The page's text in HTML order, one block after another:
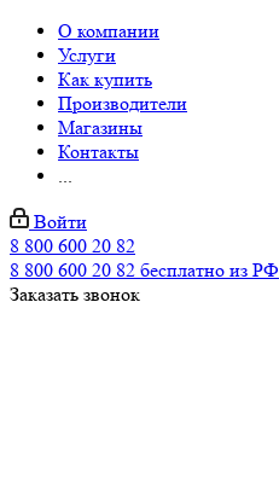
О компании
Услуги
Как купить
Производители
Магазины
Контакты
...
Войти
8 800 600 20 82
8 800 600 20 82 бесплатно из РФ
Заказать звонок